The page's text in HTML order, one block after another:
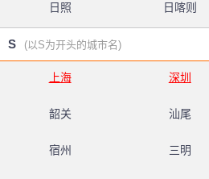
日照 日喀则
S (以S为开头的城市名)
上海 深圳
韶关 汕尾
宿州 三明